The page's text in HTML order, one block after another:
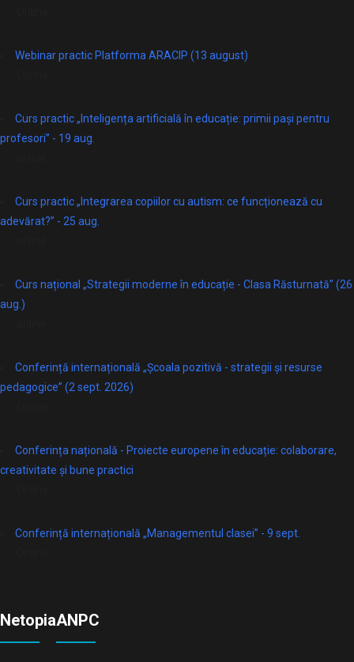
Webinar practic Platforma ARACIP (13 august)
Curs practic „Inteligența artificială în educație: primii pași pentru
profesori” - 19 aug.
Curs practic „Integrarea copiilor cu autism: ce funcționează cu
adevărat?” - 25 aug.
Curs național „Strategii moderne în educație - Clasa Răsturnată” (26
aug.)
Conferință internațională „Școala pozitivă - strategii și resurse
pedagogice” (2 sept. 2026)
Conferința națională - Proiecte europene în educație: colaborare,
creativitate și bune practici
Conferință internațională „Managementul clasei” - 9 sept.
NetopiaANPC